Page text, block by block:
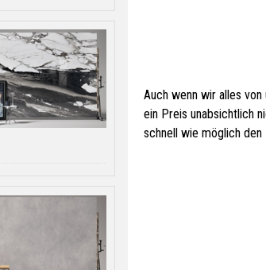
Auch wenn wir alles
ein Preis unabsichtlich
schnell wie möglich